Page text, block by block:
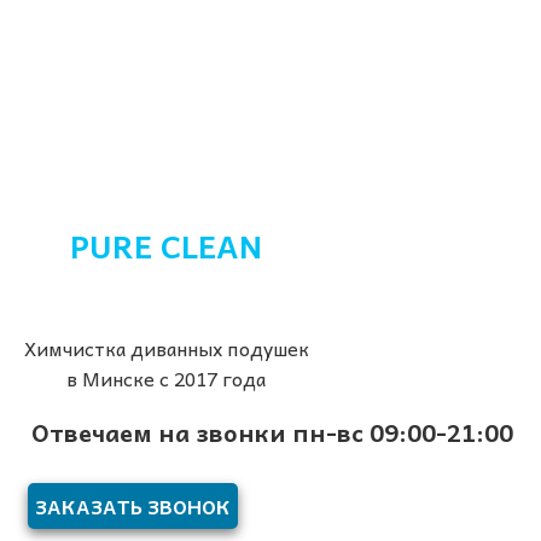
PURE CLEAN
Химчистка диванных подушек
в Минске с 2017 года
Отвечаем на звонки пн-вс 09:00-21:00
ЗАКАЗАТЬ ЗВОНОК